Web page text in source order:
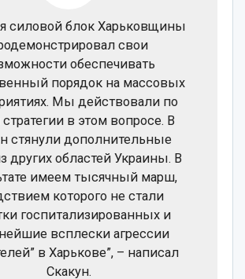
силовой блок Харьковщины
свои
обеспечивать
порядок на массовых
Мы действовали по
в этом вопросе. В
стянули дополнительные
других областей Украины. В
имеем тысячный марш,
которого не стали
госпитализированных и
всплески агрессии
в Харькове”, – написал
Скакун.